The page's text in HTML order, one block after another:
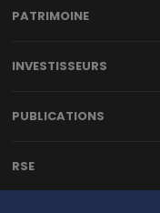
PATRIMOINE
INVESTISSEURS
PUBLICATIONS
RSE